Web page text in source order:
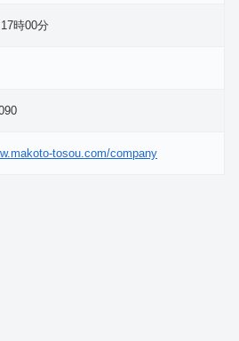
時00分
tosou.com/company